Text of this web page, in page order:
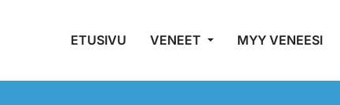
ETUSIVU VENEET MYY VENEESI